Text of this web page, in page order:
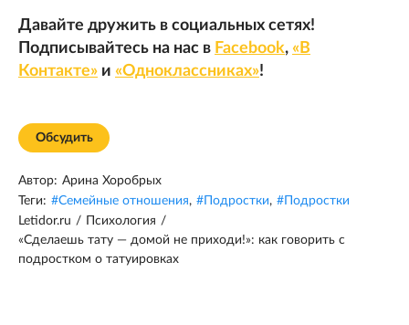
Давайте дружить в социальных сетях!
Подписывайтесь на нас в Facebook, «В
Контакте» и «Одноклассниках»!
Обсудить
Автор: Арина Хоробрых
Теги: #Семейные отношения, # Подростки, # Подростки
Letidor.ru / Психология /
«Сделаешь тату — домой не приходи!»: как говорить с
подростком о татуировках